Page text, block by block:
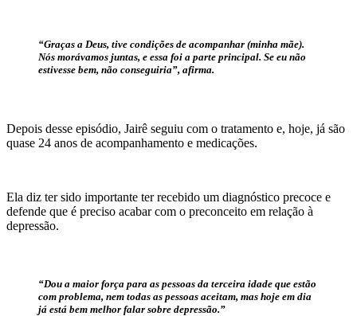
“Graças a Deus, tive condições de acompanhar (minha mãe).
Nós morávamos juntas, e essa foi a parte principal. Se eu não
estivesse bem, não conseguiria”, afirma.
Depois desse episódio, Jairê seguiu com o tratamento e, hoje, já são
quase 24 anos de acompanhamento e medicações.
Ela diz ter sido importante ter recebido um diagnóstico precoce e
defende que é preciso acabar com o preconceito em relação à
depressão.
“Dou a maior força para as pessoas da terceira idade que estão
com problema, nem todas as pessoas aceitam, mas hoje em dia
já está bem melhor falar sobre depressão.”